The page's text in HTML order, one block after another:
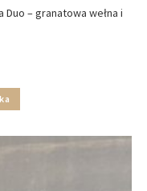
– granatowa wełna i